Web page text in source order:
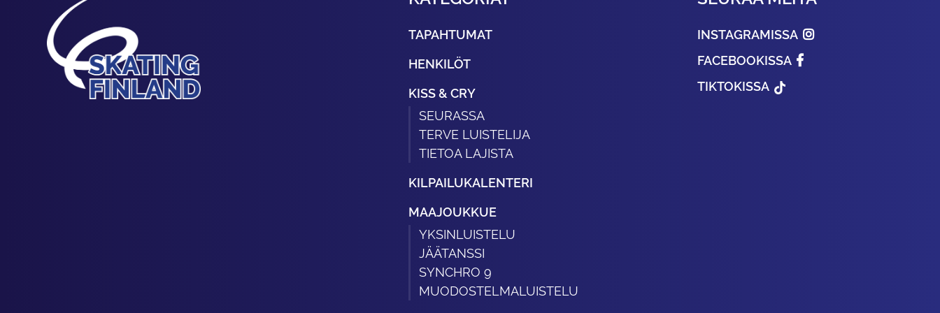
TAPAHTUMAT
HENKILÖT
KISS & CRY
SEURASSA
TERVE LUISTELIJA
TIETOA LAJISTA
KILPAILUKALENTERI
MAAJOUKKUE
YKSINLUISTELU
JÄÄTANSSI
SYNCHRO 9
MUODOSTELMALUISTELU
INSTAGRAMISSA
FACEBOOKISSA
TIKTOKISSA